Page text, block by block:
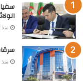
منذ 19 ساعة
منذ 3 أيام